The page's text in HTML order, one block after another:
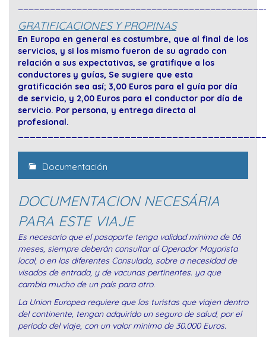
GRATIFICACIONES Y PROPINAS
En Europa en general es costumbre, que al final de los
servicios, y si los mismo fueron de su agrado con
relación a sus expectativas, se gratifique a los
conductores y guías, Se sugiere que esta
gratificación sea así; 3,00 Euros para el guía por día
de servicio, y 2,00 Euros para el conductor por día de
servicio. Por persona, y entrega directa al
profesional.
Documentación
DOCUMENTACION NECESÁRIA
PARA ESTE VIAJE
Es necesario que el pasaporte tenga validad mínima de 06
meses, siempre deberán consultar al Operador Mayorista
local, o en los diferentes Consulado, sobre a necesidad de
visados de entrada, y de vacunas pertinentes. ya que
cambia mucho de un país para otro.
La Union Europea requiere que los turistas que viajen dentro
del continente, tengan adquirido un seguro de salud, por el
periodo del viaje, con un valor minimo de 30.000 Euros.